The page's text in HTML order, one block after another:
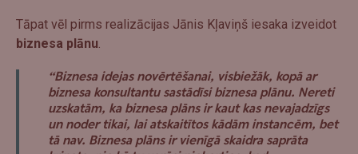
Tāpat vēl pirms realizācijas Jānis Kļaviņš iesaka izveidot
biznesa plānu.
“Biznesa idejas novērtēšanai, visbiežāk, kopā ar
biznesa konsultantu sastādīsi biznesa plānu. Nereti
uzskatām, ka biznesa plāns ir kaut kas nevajadzīgs
un noder tikai, lai atskaitītos kādām instancēm, bet
tā nav. Biznesa plāns ir vienīgā skaidra saprāta